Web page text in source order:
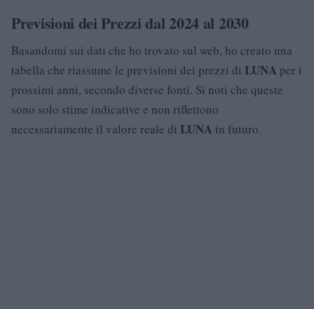
Previsioni dei Prezzi dal 2024 al 2030
Basandomi sui dati che ho trovato sul web, ho creato una
tabella che riassume le previsioni dei prezzi di LUNA per i
prossimi anni, secondo diverse fonti. Si noti che queste
sono solo stime indicative e non riflettono
necessariamente il valore reale di LUNA in futuro.